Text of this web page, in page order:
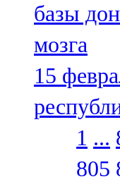
базы
мозга
15
1 ...
805